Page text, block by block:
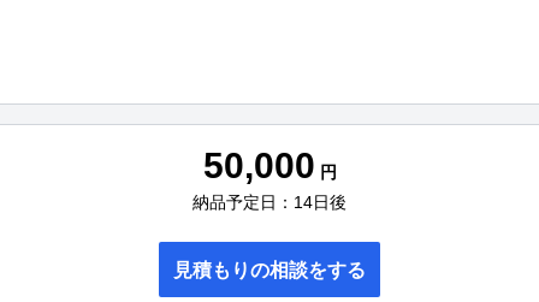
50,000 円
納品予定日：14日後
見積もりの相談をする